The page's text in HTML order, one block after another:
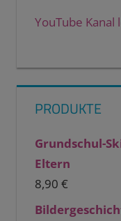
YouTube
PRODUKTE
Grundschul-
Eltern
8,90 €